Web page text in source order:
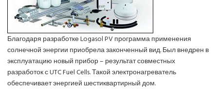
Благодаря разработке Logasol PV программа применения
солнечной энергии приобрела законченный вид. Был внедрен в
эксплуатацию новый прибор – результат совместных
разработок с UTC Fuel Cells. Такой электронагреватель
обеспечивает энергией шестиквартирный дом.